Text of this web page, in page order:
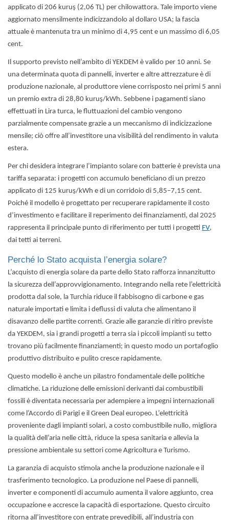
applicato di 206 kuruş (2,06 TL) per chilowattora. Tale importo viene
aggiornato mensilmente indicizzandolo al dollaro USA; la fascia
attuale è mantenuta tra un minimo di 4,95 cent e un massimo di 6,05
cent.
Il supporto previsto nell’ambito di YEKDEM è valido per 10 anni. Se
una determinata quota di pannelli, inverter e altre attrezzature è di
produzione nazionale, al produttore viene corrisposto nei primi 5 anni
un premio extra di 28,80 kuruş/kWh. Sebbene i pagamenti siano
effettuati in Lira turca, le fluttuazioni del cambio vengono
parzialmente compensate grazie a un meccanismo di indicizzazione
mensile; ciò offre all’investitore una visibilità del rendimento in valuta
estera.
Per chi desidera integrare l’impianto solare con batterie è prevista una
tariffa separata: i progetti con accumulo beneficiano di un prezzo
applicato di 125 kuruş/kWh e di un corridoio di 5,85–7,15 cent.
Poiché il modello è progettato per recuperare rapidamente il costo
d’investimento e facilitare il reperimento dei finanziamenti, dal 2025
rappresenta il principale punto di riferimento per tutti i progetti FV,
dai tetti ai terreni.
Perché lo Stato acquista l’energia solare?
L’acquisto di energia solare da parte dello Stato rafforza innanzitutto
la sicurezza dell’approvvigionamento. Integrando nella rete l’elettricità
prodotta dal sole, la Turchia riduce il fabbisogno di carbone e gas
naturale importati e limita i deflussi di valuta che alimentano il
disavanzo delle partite correnti. Grazie alle garanzie di ritiro previste
da YEKDEM, sia i grandi progetti a terra sia i piccoli impianti su tetto
trovano più facilmente finanziamenti; in questo modo un portafoglio
produttivo distribuito e pulito cresce rapidamente.
Questo modello è anche un pilastro fondamentale delle politiche
climatiche. La riduzione delle emissioni derivanti dai combustibili
fossili è diventata necessaria per adempiere a impegni internazionali
come l’Accordo di Parigi e il Green Deal europeo. L’elettricità
proveniente dagli impianti solari, a costo combustibile nullo, migliora
la qualità dell’aria nelle città, riduce la spesa sanitaria e allevia la
pressione ambientale su settori come Agricoltura e Turismo.
La garanzia di acquisto stimola anche la produzione nazionale e il
trasferimento tecnologico. La produzione nel Paese di pannelli,
inverter e componenti di accumulo aumenta il valore aggiunto, crea
occupazione e accresce la capacità di esportazione. Questo circuito
ritorna all’investitore con entrate prevedibili, all’industria con